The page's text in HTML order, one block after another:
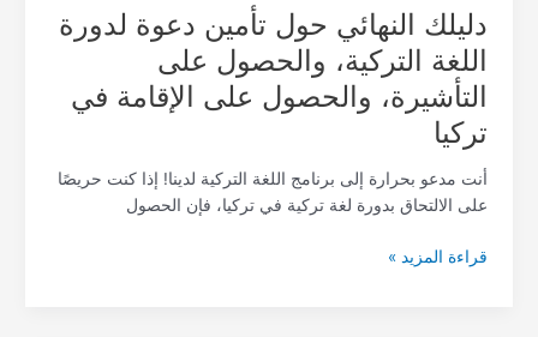
دليلك النهائي حول تأمين دعوة لدورة
اللغة التركية، والحصول على
التأشيرة، والحصول على الإقامة في
تركيا
أنت مدعو بحرارة إلى برنامج اللغة التركية لدينا! إذا كنت حريصًا
على الالتحاق بدورة لغة تركية في تركيا، فإن الحصول
والحصول
على
الإقامة
في
تركيا
قراءة المزيد »